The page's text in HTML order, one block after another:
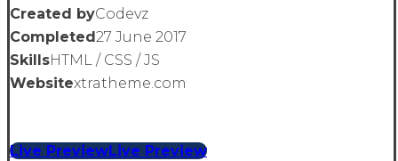
Created byCodevz
Completed27 June 2017
SkillsHTML / CSS / JS
Websitextratheme.com
Live PreviewLive Preview